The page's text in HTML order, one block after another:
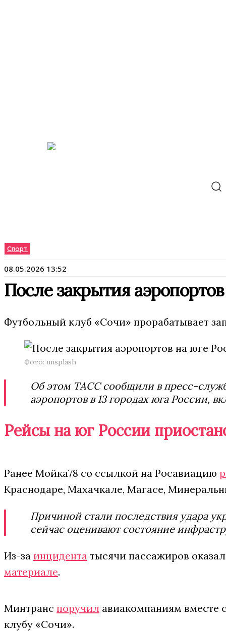
Спорт
08.05.2026 13:52
После закрытия
Футбольный клуб «Сочи» прорабатывает
Фото: unsplash
Об этом ТАСС сообщили в пресс-
аэропортов в 13 городах юга России,
Рейсы на юг России
Ранее Мойка78 со ссылкой на Росавиацию
Краснодаре, Махачкале, Магасе,
Причиной стали последствия удара
сейчас оценивают состояние
Из-за инцидента тысячи пассажиров
материале.
Минтранс поручил авиакомпаниям вместе
клубу «Сочи».